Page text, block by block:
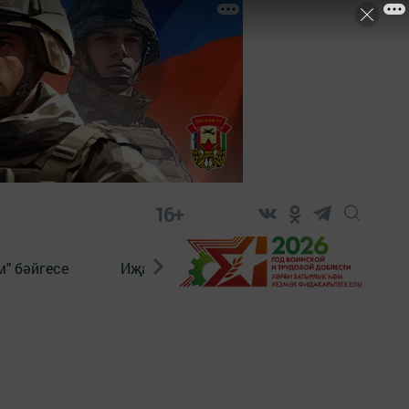
16+
бәйгесе Иҗат Реклама Онлайн